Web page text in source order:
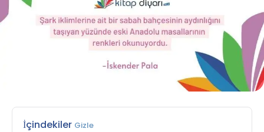
İçindekiler Gizle